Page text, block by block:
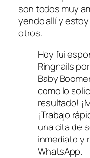
son todos muy
yendo allí y
otros.
Hoy fui
Ringnails
Baby
como lo
resultado!
¡Trabajo
una cita de
inmediato y
WhatsApp.